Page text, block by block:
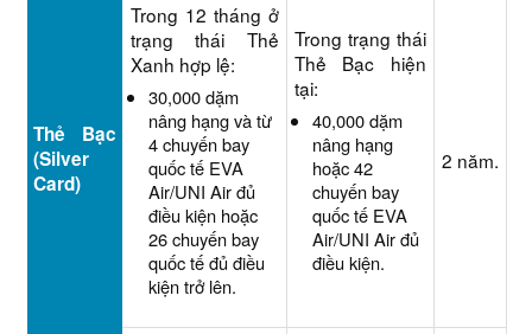
Thẻ Bạc
(Silver
Card)
Trong 12 tháng ở
trạng thái Thẻ
Xanh hợp lệ:
30,000 dặm
nâng hạng và từ
4 chuyến bay
quốc tế EVA
Air/UNI Air đủ
điều kiện hoặc
26 chuyến bay
quốc tế đủ điều
kiện trở lên.
Trong trạng thái
Thẻ Bạc hiện
tại:
40,000 dặm
nâng hạng
hoặc 42
chuyến bay
quốc tế EVA
Air/UNI Air đủ
điều kiện.
2 năm.